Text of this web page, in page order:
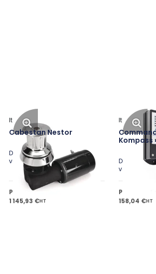
Cabestan Nestor
Italwinch
Disponible en plusieurs
variantes
Prix public à partir de
1 145,93 €HT
Kompass
Italwinch
Disponible
variantes
Prix
158,04 €HT